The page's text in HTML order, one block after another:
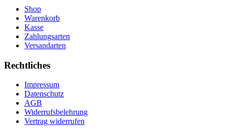
Shop
Warenkorb
Kasse
Zahlungsarten
Versandarten
Rechtliches
Impressum
Datenschutz
AGB
Widerrufsbelehrung
Vertrag widerrufen